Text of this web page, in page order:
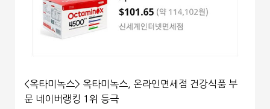
<옥타미녹스> 옥타미녹스, 온라인면세점 건강식품 부
문 네이버랭킹 1위 등극